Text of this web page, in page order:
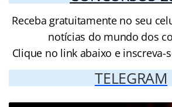
Receba gratuitamente no seu
notícias do mundo dos
Clique no link abaixo e inscreva-
TELEGRAM